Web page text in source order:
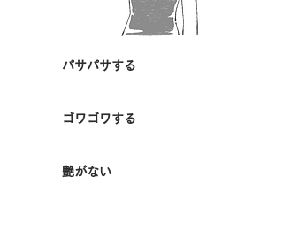
​パサパサする
ゴワゴワする
艶がない